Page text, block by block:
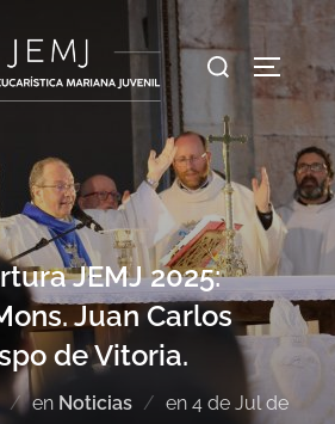
JEMJ 2025:
Juan Carlos
de Vitoria.
en Noticias en 4 de Jul de